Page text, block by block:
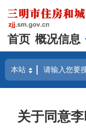
首页 概况信息
关于同意